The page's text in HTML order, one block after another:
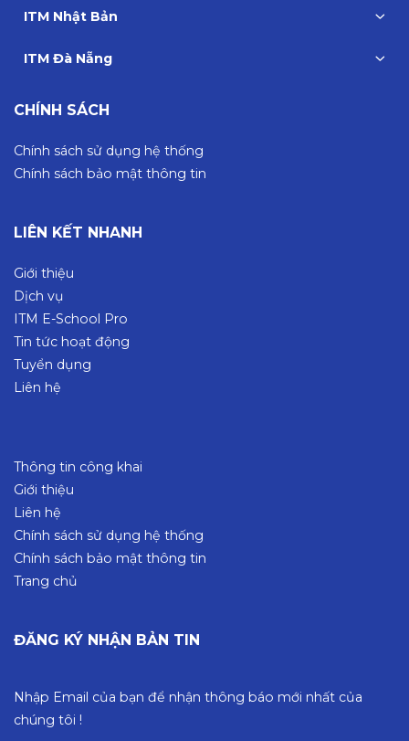
ITM Nhật Bản
ITM Đà Nẵng
CHÍNH SÁCH
Chính sách sử dụng hệ thống
Chính sách bảo mật thông tin
LIÊN KẾT NHANH
Giới thiệu
Dịch vụ
ITM E-School Pro
Tin tức hoạt động
Tuyển dụng
Liên hệ
Thông tin công khai
Giới thiệu
Liên hệ
Chính sách sử dụng hệ thống
Chính sách bảo mật thông tin
Trang chủ
ĐĂNG KÝ NHẬN BẢN TIN
Nhập Email của bạn để nhận thông báo mới nhất của
chúng tôi !